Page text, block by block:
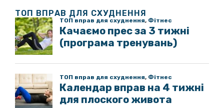
ТОП ВПРАВ ДЛЯ СХУДНЕННЯ